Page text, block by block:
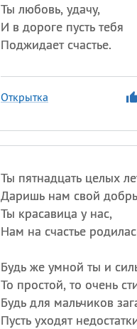
Ты любовь, удачу,
И в дороге пусть тебя
Поджидает счастье.
Открытка
Ты пятнадцать целых
Даришь нам свой
Ты красавица у нас,
Нам на счастье
Будь же умной ты и
То простой, то очень
Будь для мальчиков
Пусть уходят